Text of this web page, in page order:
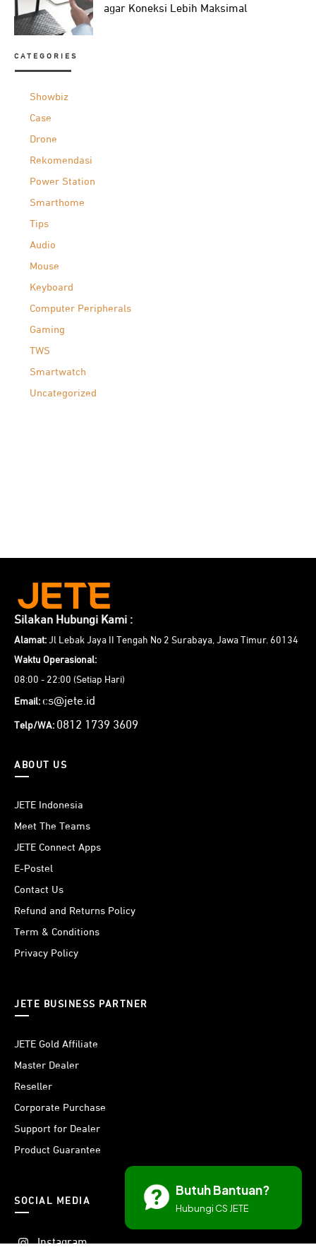
agar Koneksi Lebih Maksimal
CATEGORIES
Showbiz
Case
Drone
Rekomendasi
Power Station
Smarthome
Tips
Audio
Mouse
Keyboard
Computer Peripherals
Gaming
TWS
Smartwatch
Uncategorized
Silakan Hubungi Kami :
Alamat: Jl Lebak Jaya II Tengah No 2 Surabaya, Jawa Timur. 60134
Waktu Operasional:
08:00 - 22:00 (Setiap Hari)
Email: cs@jete.id
Telp/WA: 0812 1739 3609
ABOUT US
JETE Indonesia
Meet The Teams
JETE Connect Apps
E-Postel
Contact Us
Refund and Returns Policy
Term & Conditions
Privacy Policy
JETE BUSINESS PARTNER
JETE Gold Affiliate
Master Dealer
Reseller
Corporate Purchase
Support for Dealer
Product Guarantee
SOCIAL MEDIA
Instagram
Butuh Bantuan?
Hubungi CS JETE